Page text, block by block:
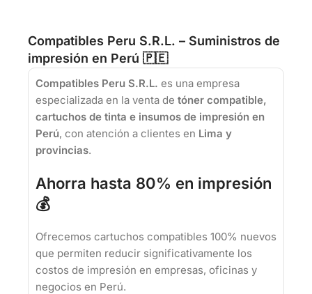
Compatibles Peru S.R.L. – Suministros de
impresión en Perú 🇵🇪
Compatibles Peru S.R.L. es una empresa
especializada en la venta de tóner compatible,
cartuchos de tinta e insumos de impresión en
Perú, con atención a clientes en Lima y
provincias.
Ahorra hasta 80% en impresión
💰
Ofrecemos cartuchos compatibles 100% nuevos
que permiten reducir significativamente los
costos de impresión en empresas, oficinas y
negocios en Perú.